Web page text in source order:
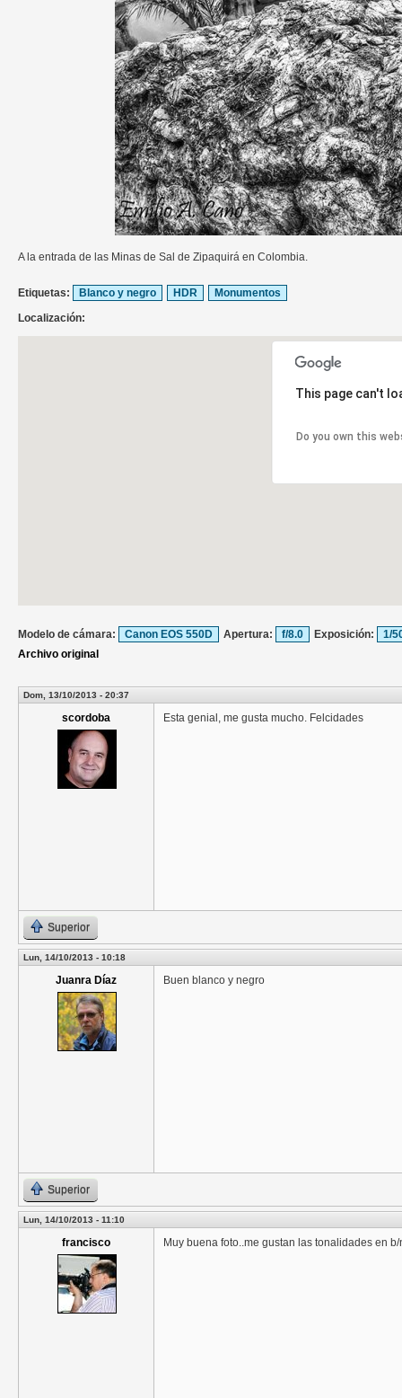
A la entrada de las Minas de Sal de Zipaquirá en Colombia.
Etiquetas: Blanco y negro HDR
Monumentos
Localización:
This page can't
Do you own this
Modelo de cámara: Canon EOS 550D Apertura: f/8.0 Exposición:
1/
Archivo original
Dom, 13/10/2013 - 20:37
scordoba Esta genial, me gusta mucho. Felcidades
Superior
Lun, 14/10/2013 - 10:18
Juanra Díaz Buen blanco y negro
Superior
Lun, 14/10/2013 - 11:10
francisco Muy buena foto..me gustan las tonalidades en b/